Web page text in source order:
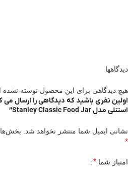
دیدگاهها
هیچ دیدگاهی برای این محصول نوشته
استنلی مدل Stanley Classic Food Jar”
نشانی ایمیل شما منتشر نخواهد شد.
*
امتیاز شما *